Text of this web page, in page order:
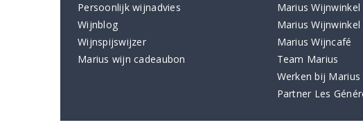
Persoonlijk wijnadvies
Wijnblog
Wijnspijswijzer
Marius wijn cadeaubon
Marius
Marius Wijnwinkel
Marius Wijncafé
Team Marius
Werken bij Marius
Partner Les